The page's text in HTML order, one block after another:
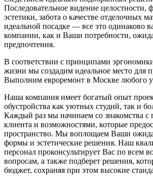
Последовательное видение целостности,
эстетики, забота о качестве отделочных
идеальной посадке — все это одинаково
компании, как и Ваши потребности,
предпочтения.
В соответствии с принципами
жизни мы создадим идеальное место для
Выполним евроремонт в Москве любого
Наша компания имеет богатый опыт
обустройства как уютных студий, так и
Каждый раз мы начинаем со знакомства с
клиента и возможностями, которые
пространство. Мы воплощаем Ваши
формы и эстетические решения. Наш
персонал проконсультирует Вас по всем
вопросам, а также подберет решения,
бюджет, сохраняя при этом высокие